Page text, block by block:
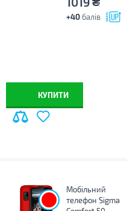
+40 балів
КУПИТИ
Мобільний
телефон Sigma